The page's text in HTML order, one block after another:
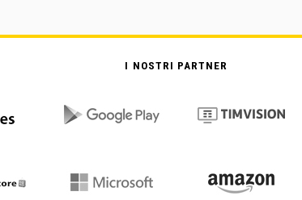
I NOSTRI PARTNER